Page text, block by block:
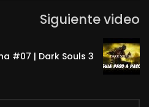
Siguiente video
#07 | Dark Souls 3